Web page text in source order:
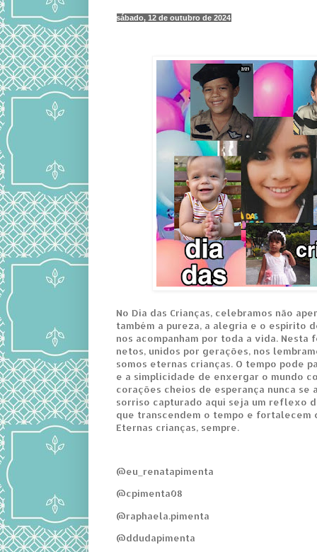
sábado, 12 de outubro de 2024
No Dia das Crianças, celebramos não
também a pureza, a alegria e o espírito
nos acompanham por toda a vida. Nesta
netos, unidos por gerações, nos
somos eternas crianças. O tempo pode
e a simplicidade de enxergar o mundo
corações cheios de esperança nunca se
sorriso capturado aqui seja um reflexo
que transcendem o tempo e fortalecem
Eternas crianças, sempre.
@eu_renatapimenta
@cpimenta08
@raphaela.pimenta
@ddudapimenta